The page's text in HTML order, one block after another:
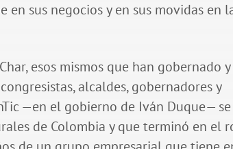
sus negocios y en sus movidas en
esos mismos que han gobernado y
alcaldes, gobernadores y
—en el gobierno de Iván Duque— se
de Colombia y que terminó en el